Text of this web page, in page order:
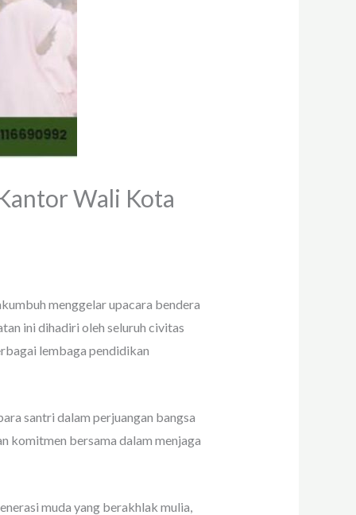
Wali Kota
menggelar upacara bendera
ini dihadiri oleh seluruh civitas
lembaga pendidikan
santri dalam perjuangan bangsa
komitmen bersama dalam menjaga
muda yang berakhlak mulia,